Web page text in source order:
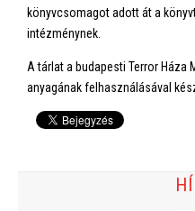
könyvcsomagot adott át a
intézménynek.
A tárlat a budapesti Terror Háza
anyagának felhasználásával